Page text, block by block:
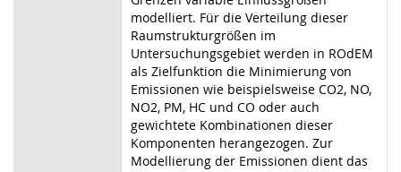
modelliert. Für die Verteilung dieser
Raumstrukturgrößen im
Untersuchungsgebiet werden in ROdEM
als Zielfunktion die Minimierung von
Emissionen wie beispielsweise CO2, NO,
NO2, PM, HC und CO oder auch
gewichtete Kombinationen dieser
Komponenten herangezogen. Zur
Modellierung der Emissionen dient das